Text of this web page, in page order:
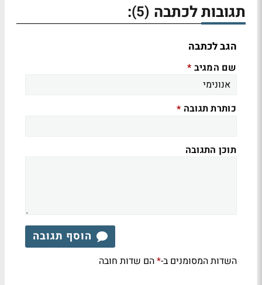
תגובות לכתבה (5)
:
הגב לכתבה
שם המגיב *
כותרת תגובה *
תוכן התגובה
הוסף תגובה
השדות המסומנים ב-*הם שדות חובה